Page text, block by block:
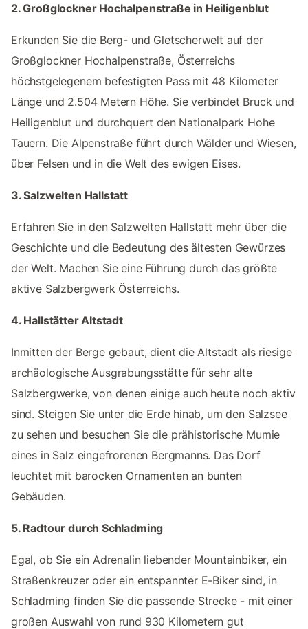
2. Großglockner Hochalpenstraße in Heiligenblut
Erkunden Sie die Berg- und Gletscherwelt auf der
Großglockner Hochalpenstraße, Österreichs
höchstgelegenem befestigten Pass mit 48 Kilometer
Länge und 2.504 Metern Höhe. Sie verbindet Bruck und
Heiligenblut und durchquert den Nationalpark Hohe
Tauern. Die Alpenstraße führt durch Wälder und Wiesen,
über Felsen und in die Welt des ewigen Eises.
3. Salzwelten Hallstatt
Erfahren Sie in den Salzwelten Hallstatt mehr über die
Geschichte und die Bedeutung des ältesten Gewürzes
der Welt. Machen Sie eine Führung durch das größte
aktive Salzbergwerk Österreichs.
4. Hallstätter Altstadt
Inmitten der Berge gebaut, dient die Altstadt als riesige
archäologische Ausgrabungsstätte für sehr alte
Salzbergwerke, von denen einige auch heute noch aktiv
sind. Steigen Sie unter die Erde hinab, um den Salzsee
zu sehen und besuchen Sie die prähistorische Mumie
eines in Salz eingefrorenen Bergmanns. Das Dorf
leuchtet mit barocken Ornamenten an bunten
Gebäuden.
5. Radtour durch Schladming
Egal, ob Sie ein Adrenalin liebender Mountainbiker, ein
Straßenkreuzer oder ein entspannter E-Biker sind, in
Schladming finden Sie die passende Strecke - mit einer
großen Auswahl von rund 930 Kilometern gut